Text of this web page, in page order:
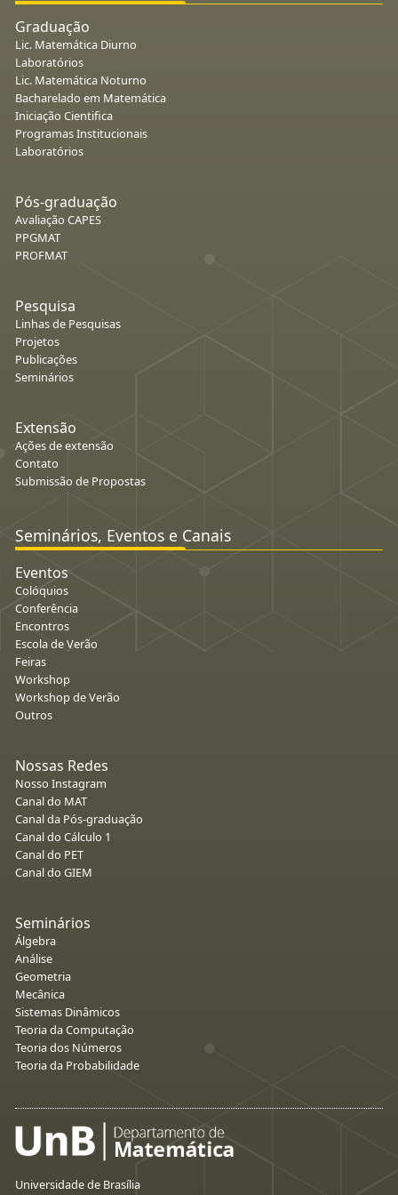
Graduação
Lic. Matemática Diurno
Laboratórios
Lic. Matemática Noturno
Bacharelado em Matemática
Iniciação Cientifica
Programas Institucionais
Laboratórios
Pós-graduação
Avaliação CAPES
PPGMAT
PROFMAT
Pesquisa
Linhas de Pesquisas
Projetos
Publicações
Seminários
Extensão
Ações de extensão
Contato
Submissão de Propostas
Seminários, Eventos e Canais
Eventos
Colóquios
Conferência
Encontros
Escola de Verão
Feiras
Workshop
Workshop de Verão
Outros
Nossas Redes
Nosso Instagram
Canal do MAT
Canal da Pós-graduação
Canal do Cálculo 1
Canal do PET
Canal do GIEM
Seminários
Álgebra
Análise
Geometria
Mecânica
Sistemas Dinâmicos
Teoria da Computação
Teoria dos Números
Teoria da Probabilidade
Universidade de Brasília